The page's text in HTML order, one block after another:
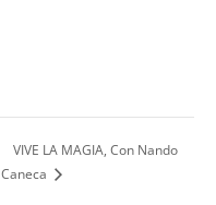
VIVE LA MAGIA, Con Nando
Caneca